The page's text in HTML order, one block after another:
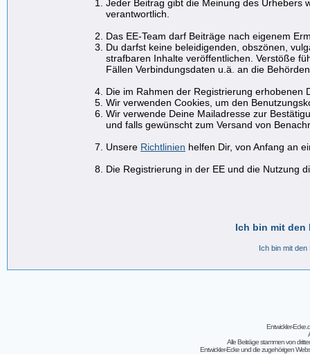
Jeder Beitrag gibt die Meinung des Urhebers
verantwortlich.
Das EE-Team darf Beiträge nach eigenem
Du darfst keine beleidigenden, obszönen,
strafbaren Inhalte veröffentlichen. Verstöße
Fällen Verbindungsdaten u.ä. an die
Die im Rahmen der Registrierung erhobenen
Wir verwenden Cookies, um den
Wir verwende Deine Mailadresse zur
und falls gewünscht zum Versand von
Unsere Richtlinien helfen Dir, von Anfang an
Die Registrierung in der EE und die Nutzung
Ich bin mit den
Ich bin mit
Entwickler-
Alle Beiträge stammen von
Entwickler-Ecke und die zugehörigen